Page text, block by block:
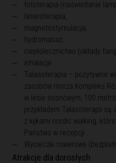
fototerapia (naświetlanie
laseroterapia,
magnetostymulacja,
hydromasaż,
ciepłolecznictwo (okłady
inhalacje
Talasoterapia – pozytywne
zasobów morza Kompleks
w lesie sosnowym, 100
przykładem Talasoterapii są
z kijkami nordic walking,
Państwo w recepcji .
Wycieczki rowerowe
Atrakcje dla dorosłych